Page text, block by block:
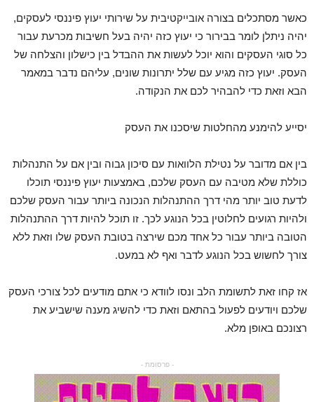
כאשר מסתכלים בצורה אובייקטיבית על שירותי יעוץ פיננסי לעסקים,
יהיה ניתלן לומר בבירור כי יעוץ כזה יהיה בעל חשיבות מכרעת עבור
כל סוגי העסקים והוא יוכל לעשות את ההבדל בין כישלון והצלחה של
העסק. יעוץ כזה מגיע עם שלל יתרונות שונים, עליהם נדבר במאמר
הבא וזאת כדי להבהיר לכם את הנקודה.
יסייע להימנע מהחלטות שיסכנו את העסק
בין אם מדובר על נטילת הלוואות עם סיכון גבוה ובין אם על התנהלות
כוללת שלא מטיבה עם העסק שלכם, באמצעות יעוץ פיננסי תוכלו
לדעת טוב יותר מהי דרך ההתנהלות הנכונה ביותר עבור העסק שלכם
ולהיות רגועים לחלוטין בכל הנוגע לכך. זו תוכל להיות דרך ההתנהלות
הטובה ביותר עבור כל אחד מכם שירצה בטובת העסק שלו וזאת ללא
צורך לחשוש בכל הנוגע לדבר ואף לא במעט.
אז קחו זאת לתשומת הלב ונסו לוודא כי אתם מודעים לכל צורכי העסק
שלכם ויודעים לפעול בהתאם וזאת כדי להשיג מענה שישביע את
רצונכם באופן מלא.
- פרסומת -